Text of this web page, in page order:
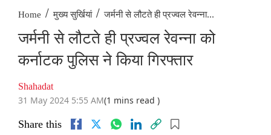
Home / मुख्य सुर्खियां / जर्मनी से लौटते ही प्रज्वल रेवन्ना...
जर्मनी से लौटते ही प्रज्वल रेवन्ना को
कर्नाटक पुलिस ने किया गिरफ्तार
Shahadat
31 May 2024 5:55 AM(1 mins read )
Share this